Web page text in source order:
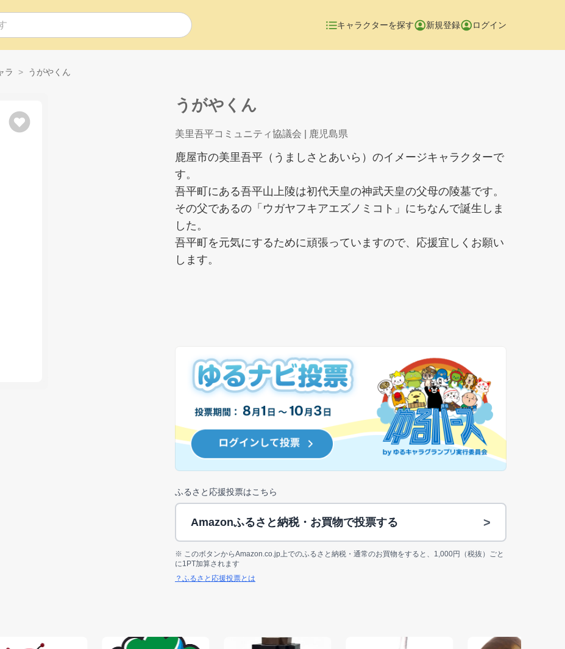
キャラクターを探す 新規登録 ログイン
ラ うがやくん
うがやくん
美里吾平コミュニティ協議会 | 鹿児島県
鹿屋市の美里吾平（うましさとあいら）のイメージキャラクターで
す。
吾平町にある吾平山上陵は初代天皇の神武天皇の父母の陵墓です。
その父であるの「ウガヤフキアエズノミコト」にちなんで誕生しま
した。
吾平町を元気にするために頑張っていますので、応援宜しくお願い
します。
ふるさと応援投票はこちら
Amazonふるさと納税・お買物で投票する >
※ このボタンからAmazon.co.jp上でのふるさと納税・通常のお買物をすると、1,000円（税抜）ごと
に1PT加算されます
？ふるさと応援投票とは